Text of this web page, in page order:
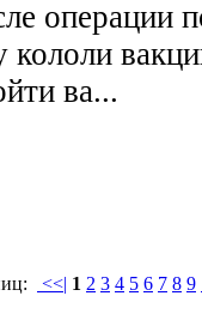
операции
кололи
ва...
<<| 1 2 3 4 5 6 7 8 9